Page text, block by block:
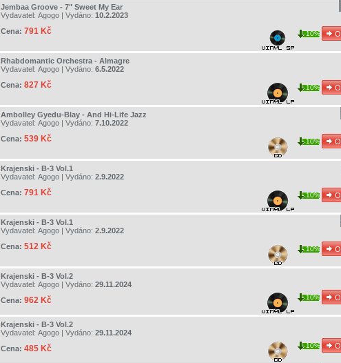
Jembaa Groove - 7" Sweet My Ear
Vydavatel: Agogo | Vydáno: 10.2.2023
Cena: 791 Kč 10%
Rhabdomantic Orchestra - Almagre
Vydavatel: Agogo | Vydáno: 6.5.2022
Cena: 827 Kč 10%
Ambolley Gyedu-Blay - And Hi-Life Jazz
Vydavatel: Agogo | Vydáno: 7.10.2022
Cena: 539 Kč 10%
Krajenski - B-3 Vol.1
Vydavatel: Agogo | Vydáno: 2.9.2022
Cena: 791 Kč 10%
Krajenski - B-3 Vol.1
Vydavatel: Agogo | Vydáno: 2.9.2022
Cena: 512 Kč 10%
Krajenski - B-3 Vol.2
Vydavatel: Agogo | Vydáno: 29.11.2024
Cena: 962 Kč 10%
Krajenski - B-3 Vol.2
Vydavatel: Agogo | Vydáno: 29.11.2024
Cena: 485 Kč 10%